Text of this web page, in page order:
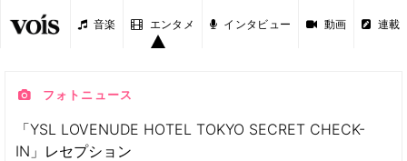
音楽 エンタメ インタビュー 動画 連載
フォトニュース
「YSL LOVENUDE HOTEL TOKYO SECRET CHECK-
IN」レセプション